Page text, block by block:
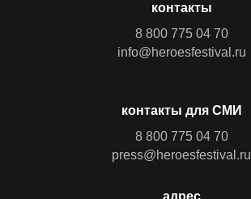
8 800 775 04 70
info@heroesfestival.ru
контакты
контакты для СМИ
8 800 775 04 70
press@heroesfestival.ru
адрес